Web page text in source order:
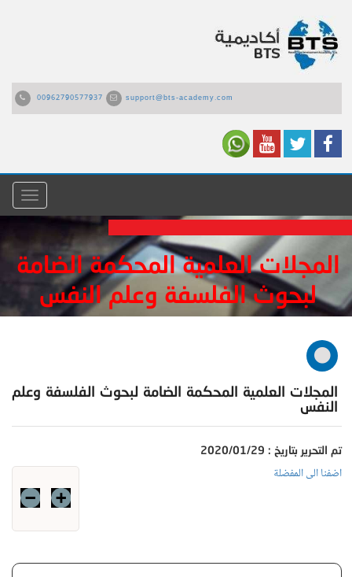
00962790577937 support@bts-academy.com
القائمة
المجلات العلمية المحكمة الضامة
لبحوث الفلسفة وعلم النفس
المجلات العلمية المحكمة الضامة لبحوث الفلسفة وعلم
النفس
تم التحرير بتاريخ : 2020/01/29
اضفنا الى المفضلة